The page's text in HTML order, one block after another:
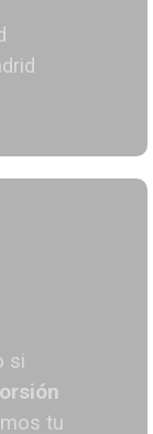
si
tu